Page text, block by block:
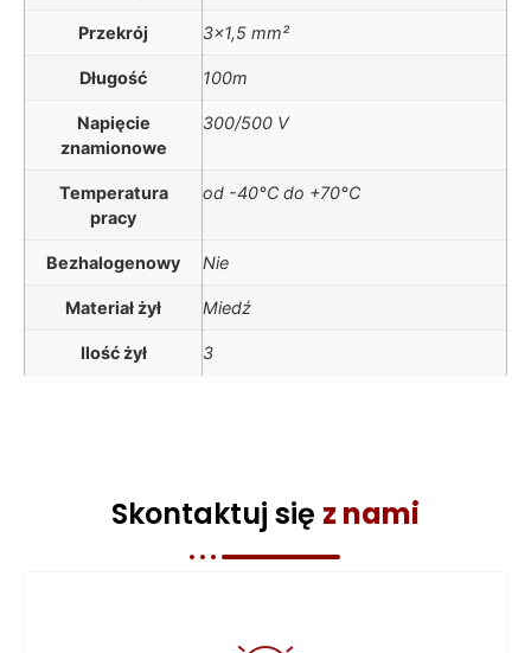
Przekrój 3×1,5 mm²
Długość 100m
Napięcie
znamionowe
300/500 V
Temperatura
pracy
od -40°C do +70°C
Bezhalogenowy Nie
Materiał żył Miedź
Ilość żył 3
Skontaktuj się z nami